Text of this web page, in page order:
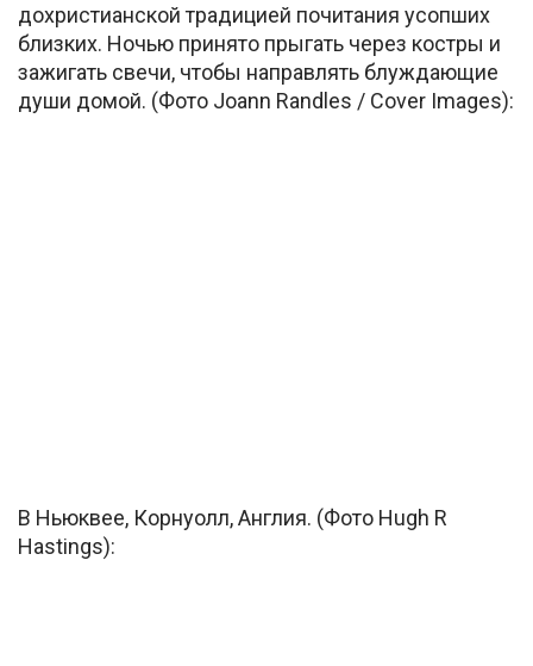
дохристианской традицией почитания усопших
близких. Ночью принято прыгать через костры и
зажигать свечи, чтобы направлять блуждающие
души домой. (Фото Joann Randles / Cover Images):
В Ньюквее, Корнуолл, Англия. (Фото Hugh R
Hastings):